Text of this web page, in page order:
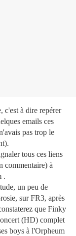
c'est à dire repérer
emails ces
pas trop le
tous ces liens
commentaire) à
.
un peu de
sur FR3, après
que Finky
(HD) complet
boys à l'Orpheum